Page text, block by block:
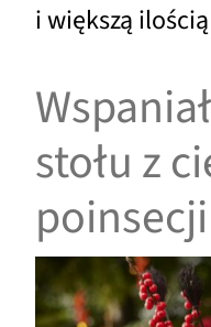
i większą
stołu z
poinsecji